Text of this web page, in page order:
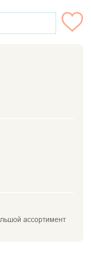
ассортимент